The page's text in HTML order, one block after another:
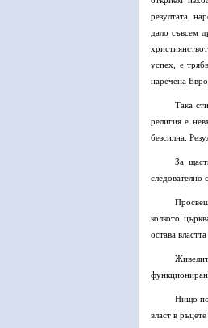
резултата,
дало съвсем
успех, е
наречена
Така
религия е
безсилна.
За
следователно
колкото
остава
Нищо
власт в ръцете